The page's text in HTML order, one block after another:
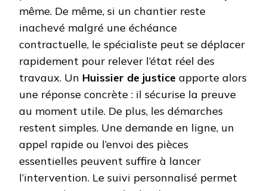
même. De même, si un chantier reste
inachevé malgré une échéance
contractuelle, le spécialiste peut se déplacer
rapidement pour relever l’état réel des
travaux. Un Huissier de justice apporte alors
une réponse concrète : il sécurise la preuve
au moment utile. De plus, les démarches
restent simples. Une demande en ligne, un
appel rapide ou l’envoi des pièces
essentielles peuvent suffire à lancer
l’intervention. Le suivi personnalisé permet